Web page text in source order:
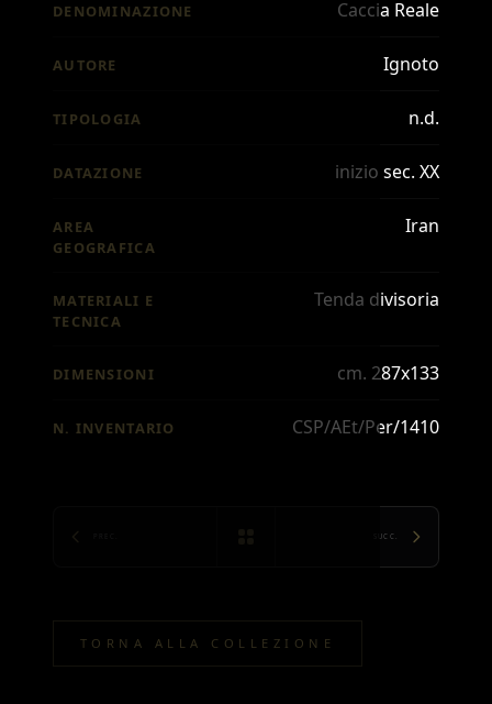
DENOMINAZIONE Caccia Reale
AUTORE Ignoto
TIPOLOGIA n.d.
DATAZIONE inizio sec. XX
AREA
GEOGRAFICA
Iran
MATERIALI E
TECNICA
Tenda divisoria
DIMENSIONI cm. 287x133
N. INVENTARIO CSP/AEt/Per/1410
SUCC.
TORNA ALLA COLLEZIONE